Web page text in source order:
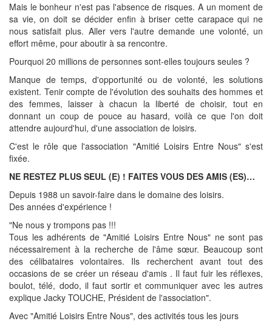
Mais le bonheur n'est pas l'absence de risques. A un moment de
sa vie, on doit se décider enfin à briser cette carapace qui ne
nous satisfait plus. Aller vers l'autre demande une volonté, un
effort même, pour aboutir à sa rencontre.
Pourquoi 20 millions de personnes sont-elles toujours seules ?
Manque de temps, d'opportunité ou de volonté, les solutions
existent. Tenir compte de l'évolution des souhaits des hommes et
des femmes, laisser à chacun la liberté de choisir, tout en
donnant un coup de pouce au hasard, voilà ce que l'on doit
attendre aujourd'hui, d'une association de loisirs.
C'est le rôle que l'association "Amitié Loisirs Entre Nous" s'est
fixée.
NE RESTEZ PLUS SEUL (E) ! FAITES VOUS DES AMIS (ES)…
Depuis 1988 un savoir-faire dans le domaine des loisirs.
Des années d'expérience !
"Ne nous y trompons pas !!!
Tous les adhérents de "Amitié Loisirs Entre Nous" ne sont pas
nécessairement à la recherche de l'âme sœur. Beaucoup sont
des célibataires volontaires. Ils recherchent avant tout des
occasions de se créer un réseau d'amis . Il faut fuir les réflexes,
boulot, télé, dodo, il faut sortir et communiquer avec les autres
explique Jacky TOUCHE, Président de l'association".
Avec "Amitié Loisirs Entre Nous", des activités tous les jours